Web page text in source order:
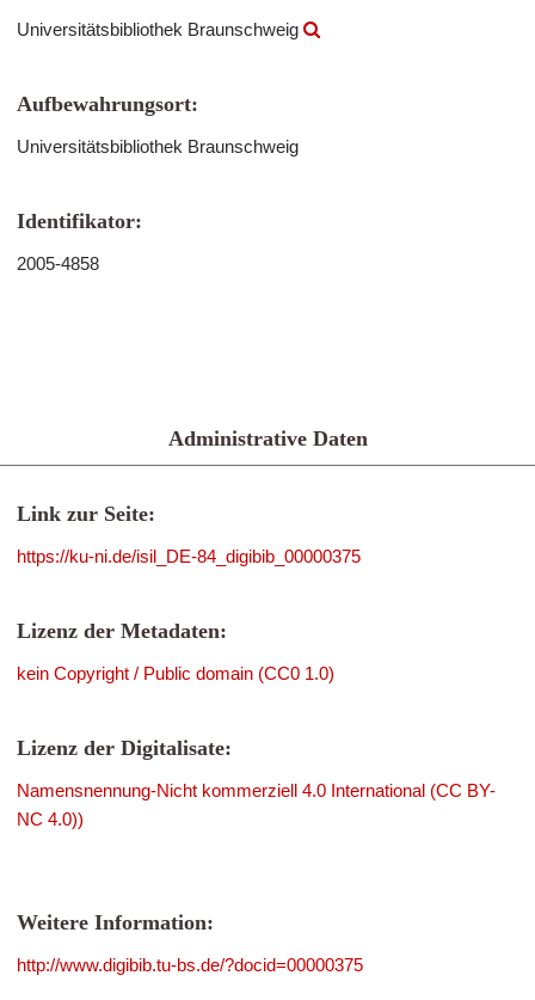
Universitätsbibliothek Braunschweig
Aufbewahrungsort:
Universitätsbibliothek Braunschweig
Identifikator:
2005-4858
Administrative Daten
Link zur Seite:
https://ku-ni.de/isil_DE-84_digibib_00000375
Lizenz der Metadaten:
kein Copyright / Public domain (CC0 1.0)
Lizenz der Digitalisate:
Namensnennung-Nicht kommerziell 4.0 International (CC BY-
NC 4.0))
Weitere Information:
http://www.digibib.tu-bs.de/?docid=00000375